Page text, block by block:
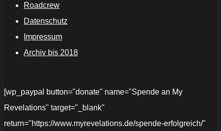
Roadcrew
Datenschutz
Impressum
Archiv bis 2018
[wp_paypal button="donate" name="Spende an My
Revelations" target="_blank"
return="https://www.myrevelations.de/spende-erfolgreich/"